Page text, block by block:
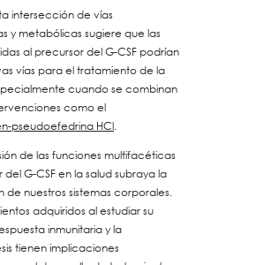
intersección de vías
y metabólicas sugiere que las
al precursor del G-CSF podrían
vías para el tratamiento de la
cuando se combinan
como el
pseudoefedrina HCl.
de las funciones multifacéticas
G-CSF en la salud subraya la
de nuestros sistemas corporales.
adquiridos al estudiar su
inmunitaria y la
tienen implicaciones